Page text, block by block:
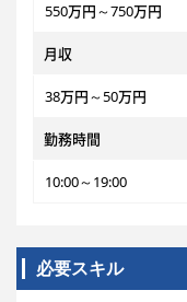
550万円～750万円
月収
38万円～50万円
勤務時間
10:00～19:00
必要スキル